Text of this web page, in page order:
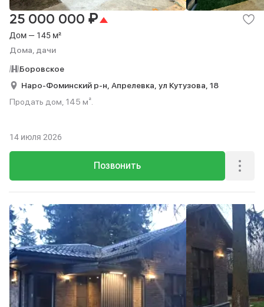
Дом — 145 м²
Дома, дачи
25 000 000 ₽
Боровское
Наро-Фоминский р-н, Апрелевка, ул Кутузова, 18
Продать дом, 145 м².
Позвонить
14 июля 2026